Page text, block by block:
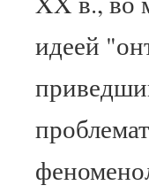
идеей